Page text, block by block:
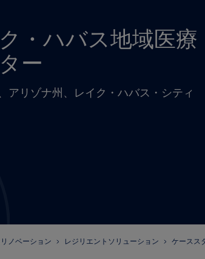
・ハバス地域医療
ー
アリゾナ州、レイク・ハバス・シティ
ノベーション レジリエントソリューション ケースス